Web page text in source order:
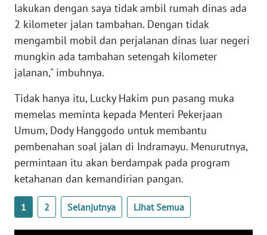
lakukan dengan saya tidak ambil rumah dinas ada
2 kilometer jalan tambahan. Dengan tidak
mengambil mobil dan perjalanan dinas luar negeri
mungkin ada tambahan setengah kilometer
jalanan," imbuhnya.
Tidak hanya itu, Lucky Hakim pun pasang muka
memelas meminta kepada Menteri Pekerjaan
Umum, Dody Hanggodo untuk membantu
pembenahan soal jalan di Indramayu. Menurutnya,
permintaan itu akan berdampak pada program
ketahanan dan kemandirian pangan.
1 2 Selanjutnya Lihat Semua
WN
JATENG
WN
NUSANTARA
WN
JOGJA
WN
JATIM
WN
BALI
WN